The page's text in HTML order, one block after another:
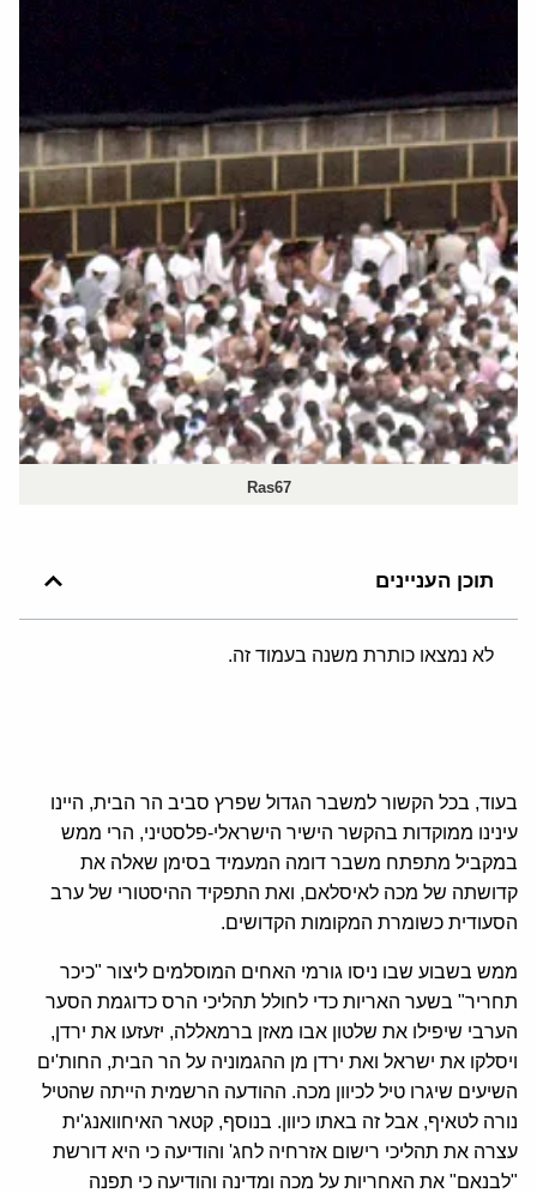
Ras67
תוכן העניינים
לא נמצאו כותרת משנה בעמוד זה.
בעוד, בכל הקשור למשבר הגדול שפרץ סביב הר הבית, היינו
עינינו ממוקדות בהקשר הישיר הישראלי-פלסטיני, הרי ממש
במקביל מתפתח משבר דומה המעמיד בסימן שאלה את
קדושתה של מכה לאיסלאם, ואת התפקיד ההיסטורי של ערב
הסעודית כשומרת המקומות הקדושים.
ממש בשבוע שבו ניסו גורמי האחים המוסלמים ליצור "כיכר
תחריר" בשער האריות כדי לחולל תהליכי הרס כדוגמת הסער
הערבי שיפילו את שלטון אבו מאזן ברמאללה, יזעזעו את ירדן,
ויסלקו את ישראל ואת ירדן מן ההגמוניה על הר הבית, החות'ים
השיעים שיגרו טיל לכיוון מכה. ההודעה הרשמית הייתה שהטיל
נורה לטאיף, אבל זה באתו כיוון. בנוסף, קטאר האיחוואנג'ית
עצרה את תהליכי רישום אזרחיה לחג' והודיעה כי היא דורשת
"לבנאם" את האחריות על מכה ומדינה והודיעה כי תפנה